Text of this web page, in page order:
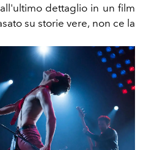
dettaglio in un film
su storie vere, non ce la